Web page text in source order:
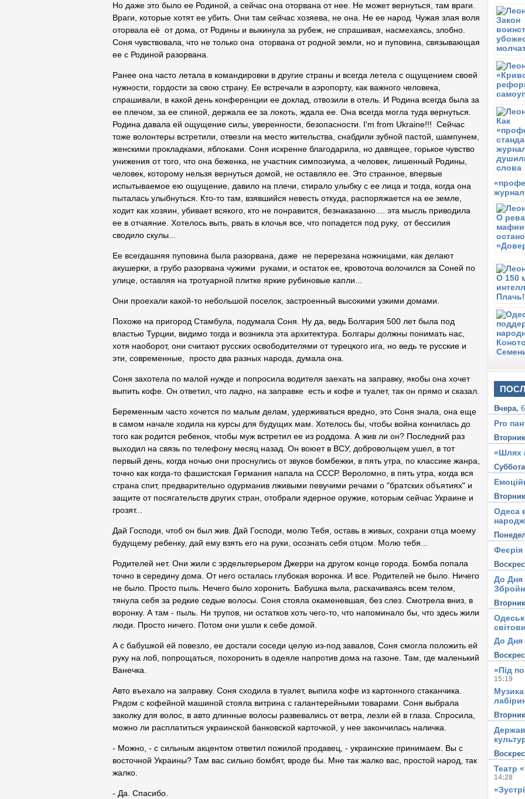
Но даже это было ее Родиной, а сейчас она оторвана от нее. Не может вернуться, там враги.
Враги, которые хотят ее убить. Они там сейчас хозяева, не она. Не ее народ. Чужая злая воля
оторвала её от дома, от Родины и выкинула за рубеж, не спрашивая, насмехаясь, злобно.
Соня чувствовала, что не только она оторвана от родной земли, но и пуповина, связывающая
ее с Родиной разорвана.
Ранее она часто летала в командировки в другие страны и всегда летела с ощущением своей
нужности, гордости за свою страну. Ее встречали в аэропорту, как важного человека,
спрашивали, в какой день конференции ее доклад, отвозили в отель. И Родина всегда была за
ее плечом, за ее спиной, держала ее за локоть, ждала ее. Она всегда могла туда вернуться.
Родина давала ей ощущение силы, уверенности, безопасности. I'm from Ukraine!!! Сейчас
тоже волонтеры встретили, отвезли на место жительства, снабдили зубной пастой, шампунем,
женскими прокладками, яблоками. Соня искренне благодарила, но давящее, горькое чувство
унижения от того, что она беженка, не участник симпозиума, а человек, лишенный Родины,
человек, которому нельзя вернуться домой, не оставляло ее. Это странное, впервые
испытываемое ею ощущение, давило на плечи, стирало улыбку с ее лица и тогда, когда она
пыталась улыбнуться. Кто-то там, взявшийся невесть откуда, распоряжается на ее земле,
ходит как хозяин, убивает всякого, кто не понравится, безнаказанно.... эта мысль приводила
ее в отчаяние. Хотелось выть, рвать в клочья все, что попадется под руку, от бессилия
сводило скулы...
Ее всегдашняя пуповина была разорвана, даже не перерезана ножницами, как делают
акушерки, а грубо разорвана чужими руками, и остаток ее, кровоточа волочился за Соней по
улице, оставляя на тротуарной плитке яркие рубиновые капли...
Они проехали какой-то небольшой поселок, застроенный высокими узкими домами.
Похоже на пригород Стамбула, подумала Соня. Ну да, ведь Болгария 500 лет была под
властью Турции, видимо тогда и возникла эта архитектура. Болгары должны понимать нас,
хотя наоборот, они считают русских освободителями от турецкого ига, но ведь те русские и
эти, современные, просто два разных народа, думала она.
Соня захотела по малой нужде и попросила водителя заехать на заправку, якобы она хочет
выпить кофе. Он ответил, что ладно, на заправке есть и кофе и туалет, так он прямо и сказал.
Беременным часто хочется по малым делам, удерживаться вредно, это Соня знала, она еще
в самом начале ходила на курсы для будущих мам. Хотелось бы, чтобы война кончилась до
того как родится ребенок, чтобы муж встретил ее из роддома. А жив ли он? Последний раз
выходил на связь по телефону месяц назад. Он воюет в ВСУ, добровольцем ушел, в тот
первый день, когда ночью они проснулись от звуков бомбежки, в пять утра, по классике жанра,
точно как когда-то фашистская Германия напала на СССР. Вероломно, в пять утра, когда вся
страна спит, предварительно одурманив лживыми певучими речами о "братских объятиях" и
защите от посягательств других стран, отобрали ядерное оружие, которым сейчас Украине и
грозят...
Дай Господи, чтоб он был жив. Дай Господи, молю Тебя, оставь в живых, сохрани отца моему
будущему ребенку, дай ему взять его на руки, осознать себя отцом. Молю тебя...
Родителей нет. Они жили с эрдельтерьером Джерри на другом конце города. Бомба попала
точно в середину дома. От него осталась глубокая воронка. И все. Родителей не было. Ничего
не было. Просто пыль. Нечего было хоронить. Бабушка выла, раскачиваясь всем телом,
тянула себя за редкие седые волосы. Соня стояла окаменевшая, без слез. Смотрела вниз, в
воронку. А там - пыль. Ни трупов, ни остатков хоть чего-то, что напоминало бы, что здесь жили
люди. Просто ничего. Потом они ушли к себе домой.
А с бабушкой ей повезло, ее достали соседи целую из-под завалов, Соня смогла положить ей
руку на лоб, попрощаться, похоронить в одеяле напротив дома на газоне. Там, где маленький
Ванечка.
Авто въехало на заправку. Соня сходила в туалет, выпила кофе из картонного стаканчика.
Рядом с кофейной машиной стояла витрина с галантерейными товарами. Соня выбрала
заколку для волос, в авто длинные волосы развевались от ветра, лезли ей в глаза. Спросила,
можно ли расплатиться украинской банковской карточкой, у нее закончилась наличка.
- Можно, - с сильным акцентом ответил пожилой продавец, - украинские принимаем. Вы с
восточной Украины? Там вас сильно бомбят, вроде бы. Мне так жалко вас, простой народ, так
жалко.
- Да. Спасибо.
Вчера,
Pro
«Шлях
Одеса
Феєрія
До Дня
До Дня
«Під
15:19
Театр
14:28